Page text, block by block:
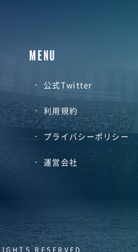
MENU
公式Twitter
利用規約
プライバシーポリシー
運営会社
RESERVED.